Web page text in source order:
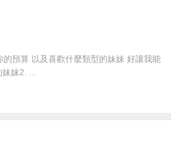
的預算 以及喜歡什麼類型的妹妹 好讓我能
妹2. ...